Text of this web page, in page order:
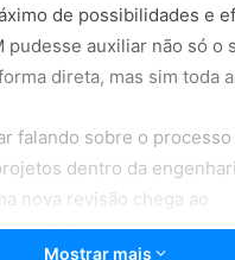
de possibilidades e
pudesse auxiliar não só o
direta, mas sim toda
falando sobre o processo
dentro da
nova revisão chega ao
Com a utilização do
Mostrar mais